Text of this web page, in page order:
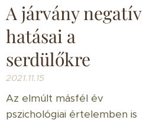
A járvány negatív
hatásai a
serdülőkre
2021.11.15
Az elmúlt másfél év
pszichológiai értelemben is